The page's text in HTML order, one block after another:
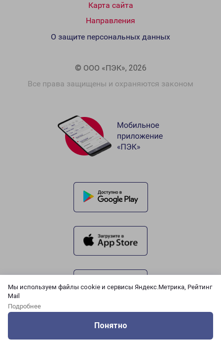
Мы используем файлы cookie и сервисы Яндекс.Метрика, Рейтинг
Mail
Подробнее
Понятно
Карта сайта
Направления
© ООО «ПЭК», 2026
Все права защищены и охраняются законом
О защите персональных данных